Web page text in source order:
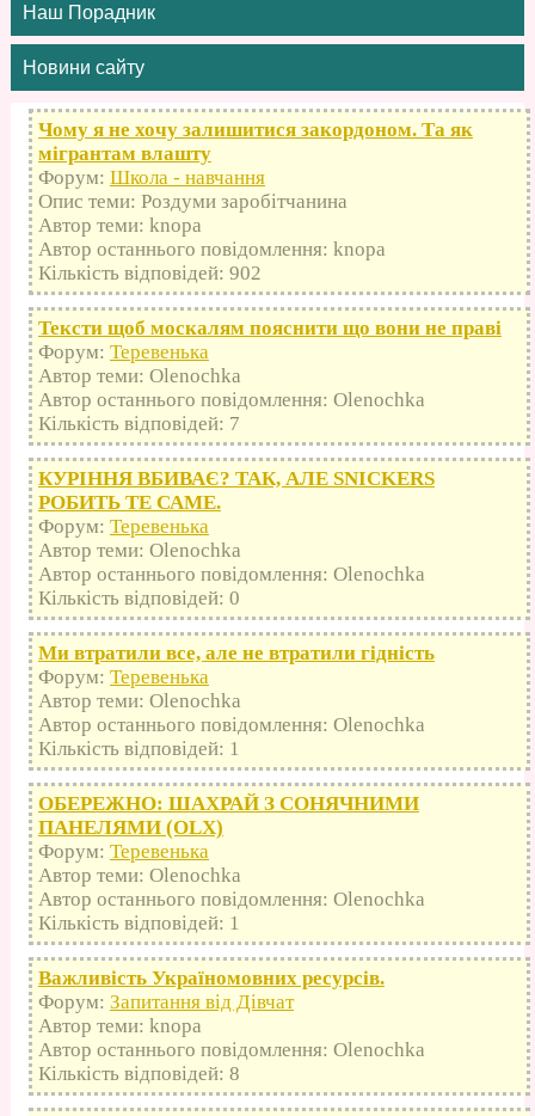
Наш Порадник
Новини сайту
Чому я не хочу залишитися закордоном. Та як
мігрантам влашту
Форум: Школа - навчання
Опис теми: Роздуми заробітчанина
Автор теми: knopa
Автор останнього повідомлення: knopa
Кількість відповідей: 902
Тексти щоб москалям пояснити що вони не праві
Форум: Теревенька
Автор теми: Olenochka
Автор останнього повідомлення: Olenochka
Кількість відповідей: 7
КУРІННЯ ВБИВАЄ? ТАК, АЛЕ SNICKERS
РОБИТЬ ТЕ САМЕ.
Форум: Теревенька
Автор теми: Olenochka
Автор останнього повідомлення: Olenochka
Кількість відповідей: 0
Ми втратили все, але не втратили гідність
Форум: Теревенька
Автор теми: Olenochka
Автор останнього повідомлення: Olenochka
Кількість відповідей: 1
ОБЕРЕЖНО: ШАХРАЙ З СОНЯЧНИМИ
ПАНЕЛЯМИ (OLX)
Форум: Теревенька
Автор теми: Olenochka
Автор останнього повідомлення: Olenochka
Кількість відповідей: 1
Важливість Україномовних ресурсів.
Форум: Запитання від Дівчат
Автор теми: knopa
Автор останнього повідомлення: Olenochka
Кількість відповідей: 8